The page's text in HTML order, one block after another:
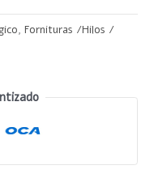
, Fornituras /Hilos /